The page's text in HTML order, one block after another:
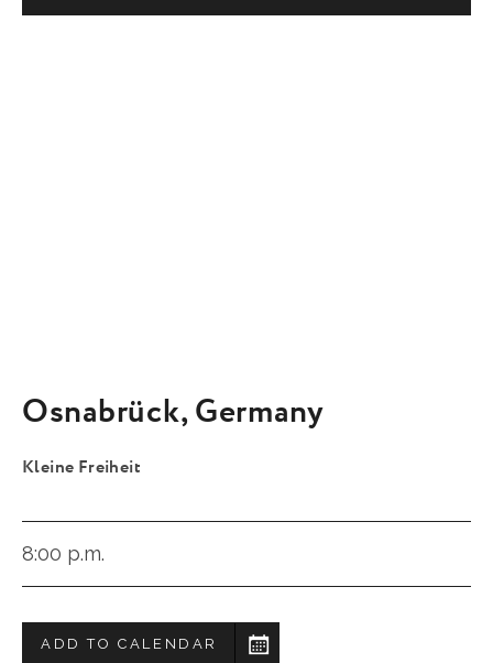
Osnabrück,Germany
Kleine Freiheit
8:00 p.m.
ADD TO CALENDAR